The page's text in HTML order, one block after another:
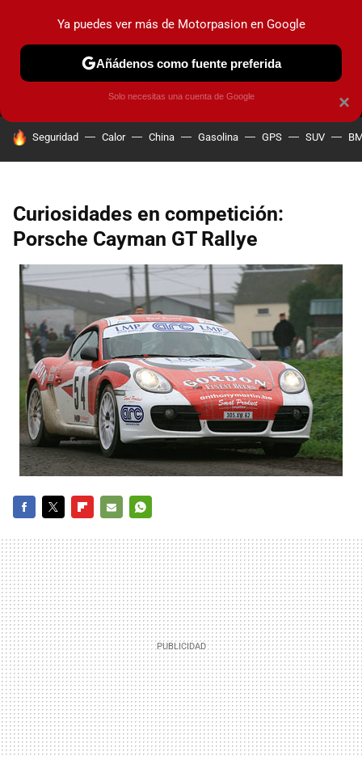
MENÚ NUEVO
COCHES ELÉCTRICOS OBSERVATORIO
HOY SE HABLA DE
Seguridad Calor China Gasolina GPS SUV
Curiosidades en competición:
Porsche Cayman GT Rallye
MAIL
×
Ya puedes ver más de Motorpasion en Google
Añádenos como fuente preferida
Solo necesitas una cuenta de Google